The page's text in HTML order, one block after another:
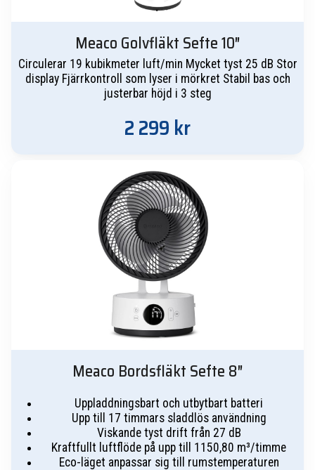
Meaco Golvfläkt Sefte 10″
Circulerar 19 kubikmeter luft/min Mycket tyst 25 dB Stor
display Fjärrkontroll som lyser i mörkret Stabil bas och
justerbar höjd i 3 steg
2 299 kr
Meaco Bordsfläkt Sefte 8″
Uppladdningsbart och utbytbart batteri
Upp till 17 timmars sladdlös användning
Viskande tyst drift från 27 dB
Kraftfullt luftflöde på upp till 1150,80 m³/timme
Eco-läget anpassar sig till rumstemperaturen